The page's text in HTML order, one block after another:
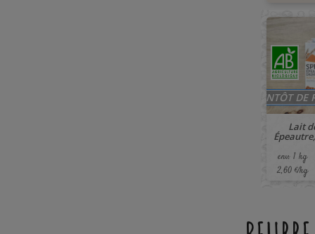
Lait
BIENTÔT DE
env. 1 kg
2,60 €/kg